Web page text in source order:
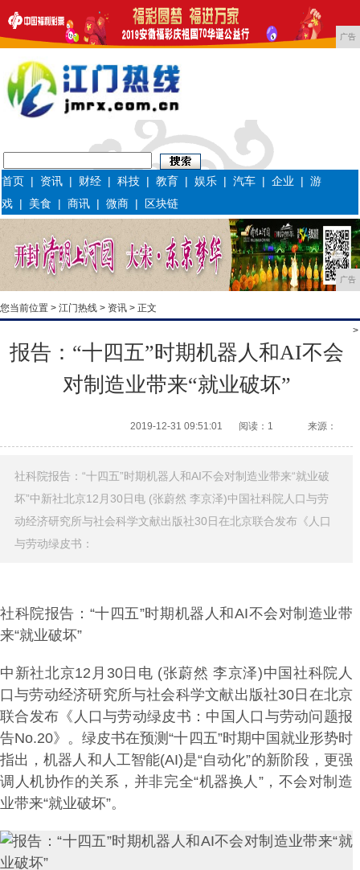
广告
首页 | 资讯 | 财经 |科技 |教育 |娱乐 |汽车 |企业 |游
戏 | 美食 |商讯 |微商 | 区块链
广告
您当前位置 > 江门热线 > 资讯 > 正文
>
报告：“十四五”时期机器人和AI不会
对制造业带来“就业破坏”
2019-12-31 09:51:01 阅读：1 来源：
社科院报告：“十四五”时期机器人和AI不会对制造业带来“就业破
坏”中新社北京12月30日电 (张蔚然 李京泽)中国社科院人口与劳
动经济研究所与社会科学文献出版社30日在北京联合发布《人口
与劳动绿皮书：
社科院报告：“十四五”时期机器人和AI不会对制造业带
来“就业破坏”
中新社北京12月30日电 (张蔚然 李京泽)中国社科院人
口与劳动经济研究所与社会科学文献出版社30日在北京
联合发布《人口与劳动绿皮书：中国人口与劳动问题报
告No.20》。绿皮书在预测“十四五”时期中国就业形势时
指出，机器人和人工智能(AI)是“自动化”的新阶段，更强
调人机协作的关系，并非完全“机器换人”，不会对制造
业带来“就业破坏”。